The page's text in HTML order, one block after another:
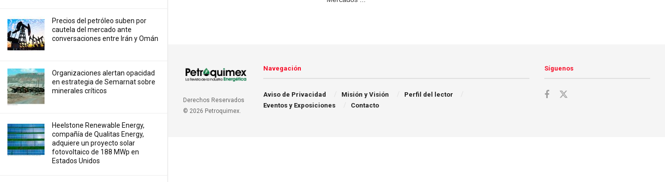
Precios ⁠del petróleo suben por
cautela del mercado ante
conversaciones entre Irán y Omán
Organizaciones alertan opacidad
en estrategia de Semarnat sobre
minerales críticos
Heelstone Renewable Energy,
compañía de Qualitas Energy,
adquiere un proyecto solar
fotovoltaico de 188 MWp en
Estados Unidos
Derechos Reservados
© 2026 Petroquimex.
Navegación
Aviso de Privacidad Misión y Visión
Perfil del lector
Eventos y Exposiciones
Contacto
Síguenos